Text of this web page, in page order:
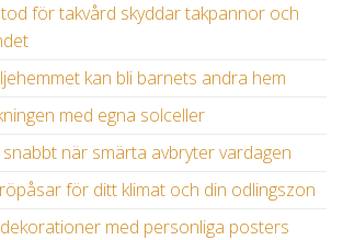
för takvård skyddar takpannor och
kan bli barnets andra hem
med egna solceller
när smärta avbryter vardagen
för ditt klimat och din odlingszon
med personliga posters